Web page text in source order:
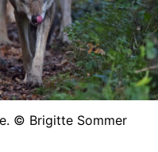
© Brigitte Sommer